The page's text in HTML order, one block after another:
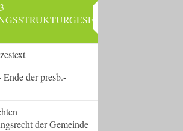
der presb.-
der Gemeinde